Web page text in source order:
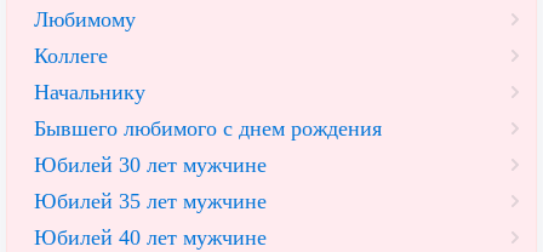
Любимому
Коллеге
Начальнику
Бывшего любимого с днем рождения
Юбилей 30 лет мужчине
Юбилей 35 лет мужчине
Юбилей 40 лет мужчине